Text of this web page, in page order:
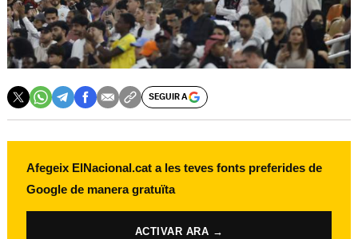
SEGUIR A
Afegeix ElNacional.cat a les teves fonts preferides de
Google de manera gratuïta
ACTIVAR ARA →